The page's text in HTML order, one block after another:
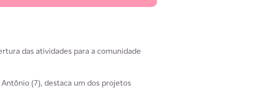
das atividades para a comunidade
(7), destaca um dos projetos